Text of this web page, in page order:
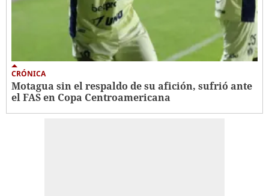
CRÓNICA
Motagua sin el respaldo de su afición, sufrió ante
el FAS en Copa Centroamericana